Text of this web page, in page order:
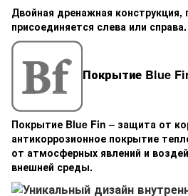
Двойная дренажная
присоединяется слева или справа.
Покрытие Blue
Покрытие Blue Fin – защита от
антикоррозионное покрытие
от атмосферных явлений и
внешней среды.